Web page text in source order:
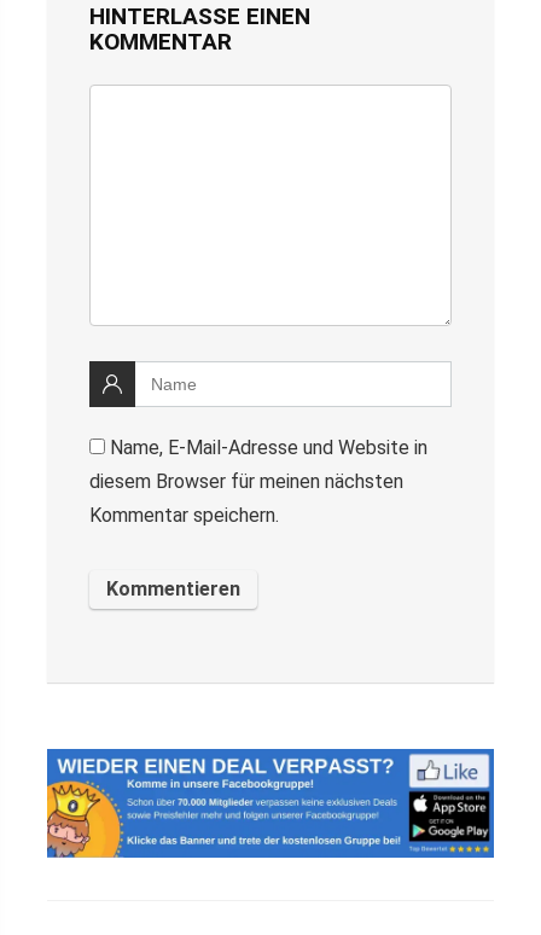
HINTERLASSE EINEN
KOMMENTAR
Name, E-Mail-Adresse und Website in
diesem Browser für meinen nächsten
Kommentar speichern.